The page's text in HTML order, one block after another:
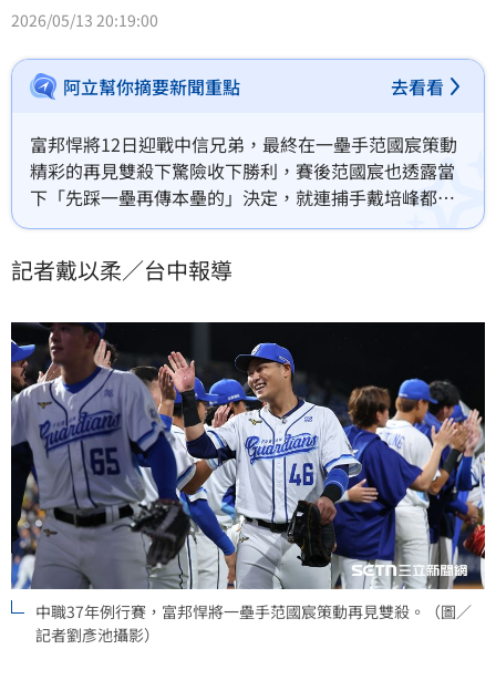
2026/05/13 20:19:00
阿立幫你摘要新聞重點 去看看
富邦悍將12日迎戰中信兄弟，最終在一壘手范國宸策動
精彩的再見雙殺下驚險收下勝利，賽後范國宸也透露當
下「先踩一壘再傳本壘的」決定，就連捕手戴培峰都表
示，在那麼劍拔駑張的情勢下，大部分野手可能會保守
記者戴以柔／台中報導
中職37年例行賽，富邦悍將一壘手范國宸策動再見雙殺。（圖／
記者劉彥池攝影）